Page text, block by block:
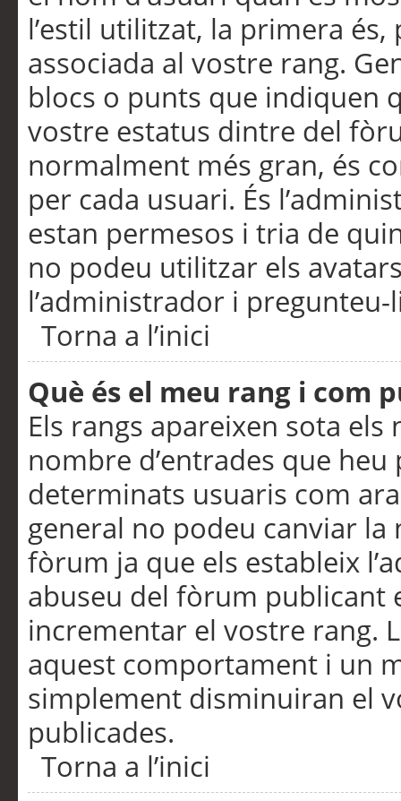
l’estil utilitzat, la primera
associada al vostre rang.
blocs o punts que indiquen
vostre estatus dintre del
normalment més gran, és
per cada usuari. És
estan permesos i tria de
no podeu utilitzar els
l’administrador i pregunteu-
Torna a l’inici
Què és el meu rang i com
Els rangs apareixen sota
nombre d’entrades que
determinats usuaris com
general no podeu canviar
fòrum ja que els estableix
abuseu del fòrum publicant
incrementar el vostre rang.
aquest comportament i un
simplement disminuiran el
publicades.
Torna a l’inici